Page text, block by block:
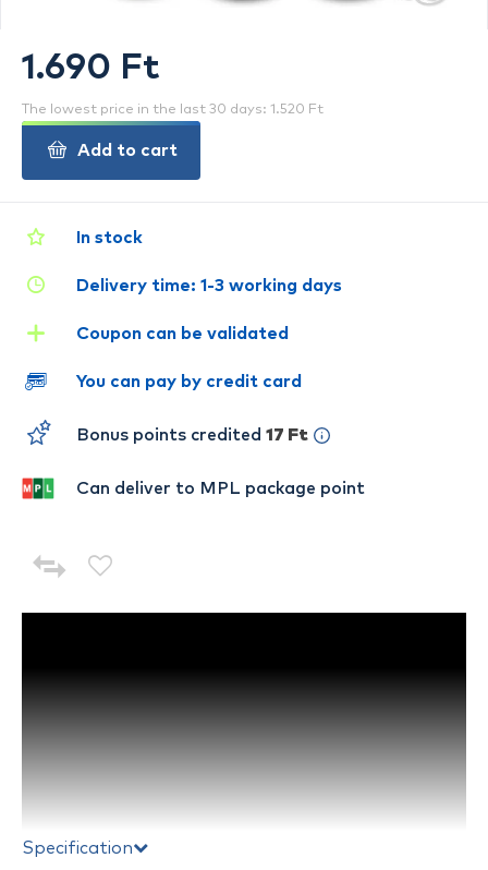
Specification
In stock
Delivery time: 1-3 working days
Coupon can be validated
You can pay by credit card
Bonus points credited 17 Ft
Can deliver to MPL package point
1.690 Ft
The lowest price in the last 30 days: 1.520 Ft
Add to cart